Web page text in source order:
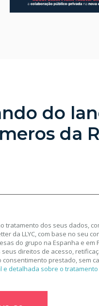
do
da
ao tratamento dos seus dados,
da LLYC, com base no seu
do grupo na Espanha e em
direitos de acesso,
prestado, sem
e detalhada sobre o